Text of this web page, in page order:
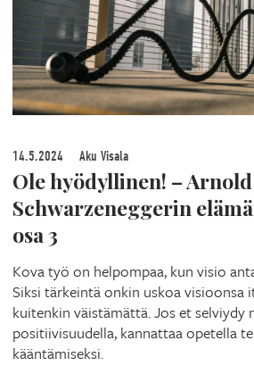
14.5.2024 Aku Visala
Ole hyödyllinen! – Arnold
Schwarzeneggerin
osa 3
Kova työ on helpompaa, kun visio
Siksi tärkeintä onkin uskoa visioonsa
kuitenkin väistämättä. Jos et selviydy
positiivisuudella, kannattaa opetella
kääntämiseksi.